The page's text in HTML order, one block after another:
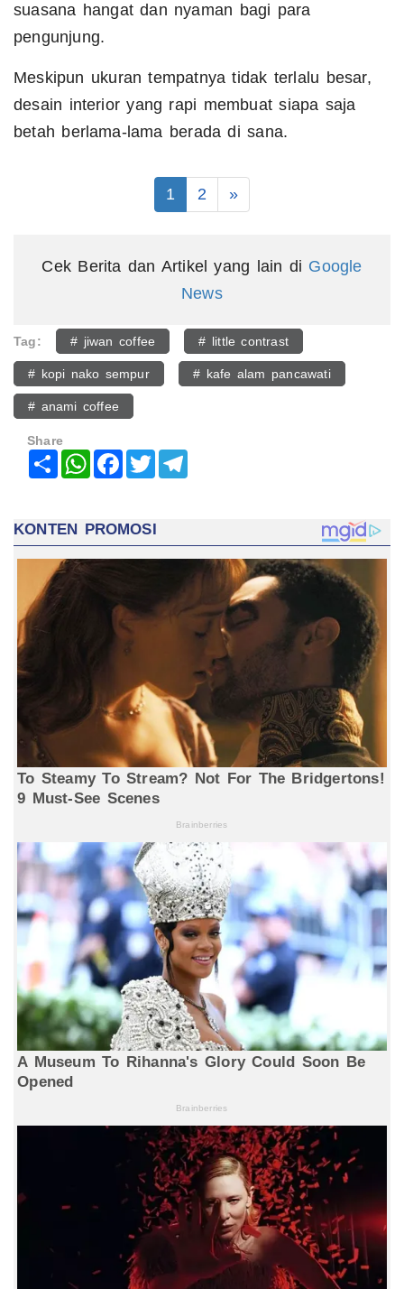
suasana hangat dan nyaman bagi para
pengunjung.
Meskipun ukuran tempatnya tidak terlalu besar,
desain interior yang rapi membuat siapa saja
betah berlama-lama berada di sana.
1 2 »
Cek Berita dan Artikel yang lain di Google
News
Tag: # jiwan coffee # little contrast
# kopi nako sempur # kafe alam pancawati
# anami coffee
Share
Share WhatsAppFacebook
Twitter